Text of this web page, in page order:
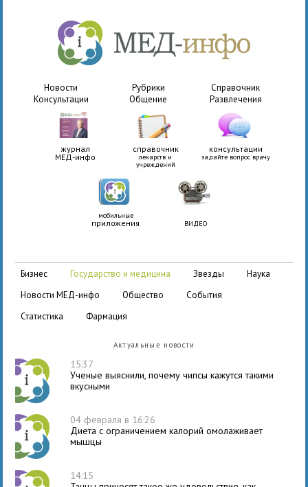
Новости Рубрики
Справочник
Консультации
Общение Развлечения
журнал
МЕД-инфо
справочник
лекарств и
учреждений
консультации
задайте вопрос врачу
мобильные
приложения ВИДЕО
бизнес государство и медицина звезды
наука
новости МЕД-инфо
общество
события
статистика
фармация
Актуальные новости
15:37
Ученые выяснили, почему чипсы кажутся такими
вкусными
04 февраля в 16:26
Диета с ограничением калорий омолаживает
мышцы
14:15